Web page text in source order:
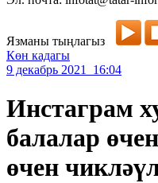
Язманы тыңлагыз
Көн кадагы
9 декабрь 2021 16:04
Инстаграм
балалар
өчен